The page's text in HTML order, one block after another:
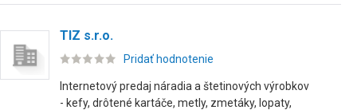
TIZ s.r.o.
Pridať hodnotenie
Internetový predaj náradia a štetinových výrobkov
- kefy, drôtené kartáče, metly, zmetáky, lopaty,